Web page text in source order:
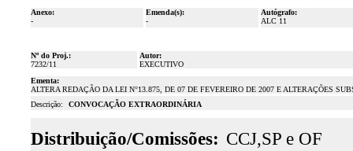
Anexo:
-
Emenda(s):
-
Autógrafo:
ALC 11
Nº do Proj.:
7232/11
Autor:
EXECUTIVO
Ementa:
ALTERA REDAÇÃO DA LEI N°13.875, DE 07 DE FEVEREIRO DE 2007 E ALTERAÇÕES
Descrição:
CONVOCAÇÃO EXTRAORDINÁRIA
Distribuição/Comissões: CCJ,SP e OF